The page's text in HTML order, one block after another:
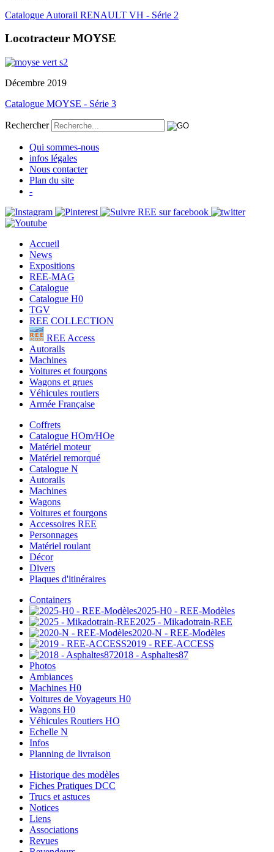
Catalogue Autorail RENAULT VH - Série 2
Locotracteur MOYSE
Décembre 2019
Catalogue MOYSE - Série 3
Rechercher
Qui sommes-nous
infos légales
Nous contacter
Plan du site
-
Accueil
News
Expositions
REE-MAG
Catalogue
Catalogue H0
TGV
REE COLLECTION
REE Access
Autorails
Machines
Voitures et fourgons
Wagons et grues
Véhicules routiers
Armée Française
Coffrets
Catalogue HOm/HOe
Matériel moteur
Matériel remorqué
Catalogue N
Autorails
Machines
Wagons
Voitures et fourgons
Accessoires REE
Personnages
Matériel roulant
Décor
Divers
Plaques d'itinéraires
Containers
2025-H0 - REE-Modèles
2025 - Mikadotrain-REE
2020-N - REE-Modèles
2019 - REE-ACCESS
2018 - Asphaltes87
Photos
Ambiances
Machines H0
Voitures de Voyageurs H0
Wagons H0
Véhicules Routiers HO
Echelle N
Infos
Planning de livraison
Historique des modèles
Fiches Pratiques DCC
Trucs et astuces
Notices
Liens
Associations
Revues